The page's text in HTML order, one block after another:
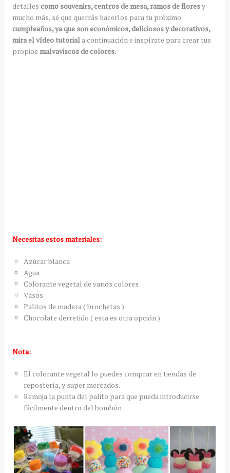
detalles como souvenirs, centros de mesa, ramos de floresy
mucho más, sé que querrás hacerlos para tu próximo
cumpleaños, ya que son económicos, deliciosos y decorativos,
mira el vídeo tutorial a continuación e inspírate para crear tus
propios malvaviscos de colores.
Necesitas estos materiales:
Azúcar blanca
Agua
Colorante vegetal de varios colores
Vasos
Palitos de madera ( brochetas )
Chocolate derretido ( esta es otra opción )
Nota:
El colorante vegetal lo puedes comprar en tiendas de
repostería, y super mercados.
Remoja la punta del palito para que pueda introducirse
fácilmente dentro del bombón